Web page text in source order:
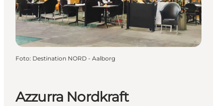
For børn
Azzurra Nordkraft
Foto: Destination NORD - Aalborg